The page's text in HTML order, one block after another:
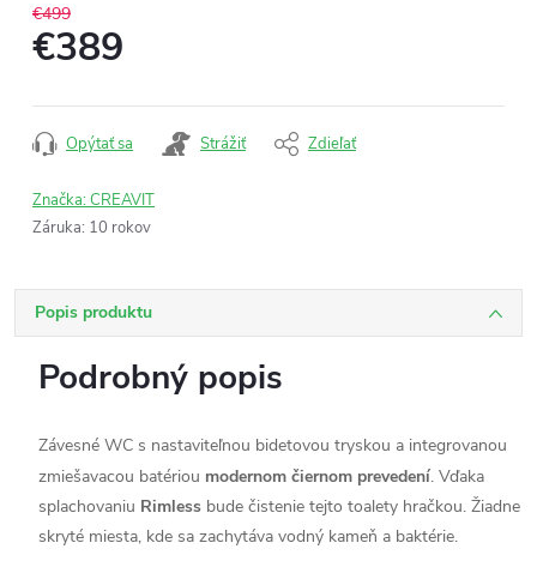
€499
€389
cena:
Opýtať sa Strážiť Zdieľať
Značka:CREAVIT
Záruka: 10 rokov
Popis produktu
Podrobný popis
Závesné WC s nastaviteľnou bidetovou tryskou a integrovanou
zmiešavacou batériou modernom čiernom prevedení. Vďaka
splachovaniu Rimless bude čistenie tejto toalety hračkou. Žiadne
skryté miesta, kde sa zachytáva vodný kameň a baktérie.